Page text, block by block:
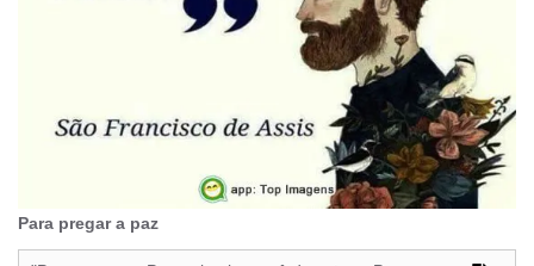
Para pregar a paz